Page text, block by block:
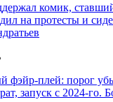
комик,
на протесты и
фэйр-плей: порог
запуск с 2024-го.